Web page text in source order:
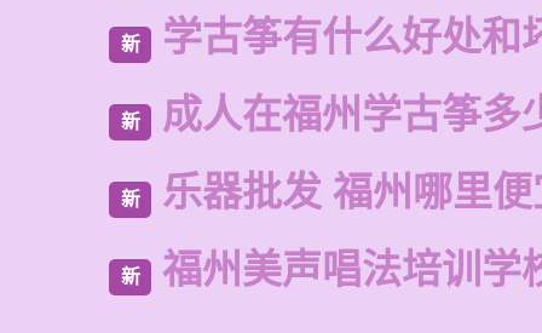
新 学古筝有什么好处和
新 成人在福州学古筝多
新 乐器批发 福州哪里
新 福州美声唱法培训学